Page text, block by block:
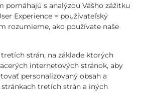
pomáhajú s analýzou Vášho zážitku
Experience = používateľský
rozumieme, ako používate naše
strán, na základe ktorých
internetových stránok, aby
personalizovaný obsah a
tretích strán a iných